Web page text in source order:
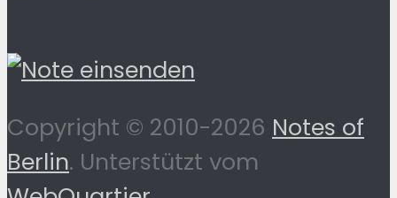
Copyright © 2010-2026 Notes of
Berlin. Unterstützt vom